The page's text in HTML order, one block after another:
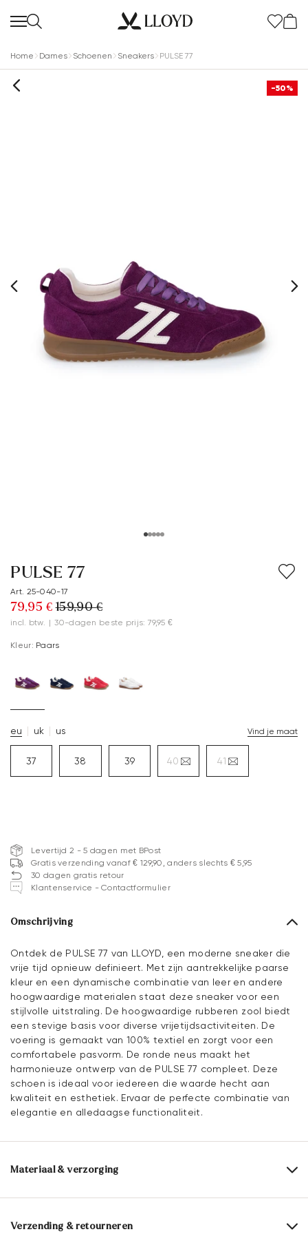
Home Dames Schoenen Sneakers PULSE 77
-50%
PULSE 77
Art. 25-040-17
79,95 € 159,90 €
incl. btw. | 30-dagen beste prijs: 79,95 €
Kleur: Paars
eu uk us Vind je maat
37 38 39 40 41
Levertijd 2 - 5 dagen met BPost
Gratis verzending vanaf € 129,90, anders slechts € 5,95
30 dagen gratis retour
Klantenservice - Contactformulier
Omschrijving
Ontdek de PULSE 77 van LLOYD, een moderne sneaker die
vrije tijd opnieuw definieert. Met zijn aantrekkelijke paarse
kleur en een dynamische combinatie van leer en andere
hoogwaardige materialen staat deze sneaker voor een
stijlvolle uitstraling. De hoogwaardige rubberen zool biedt
een stevige basis voor diverse vrijetijdsactiviteiten. De
voering is gemaakt van 100% textiel en zorgt voor een
comfortabele pasvorm. De ronde neus maakt het
harmonieuze ontwerp van de PULSE 77 compleet. Deze
schoen is ideaal voor iedereen die waarde hecht aan
kwaliteit en esthetiek. Ervaar de perfecte combinatie van
elegantie en alledaagse functionaliteit.
Materiaal & verzorging
Productieschaal: EU-maten
Bovenwerk: Combinatie leer
Verzending & retourneren